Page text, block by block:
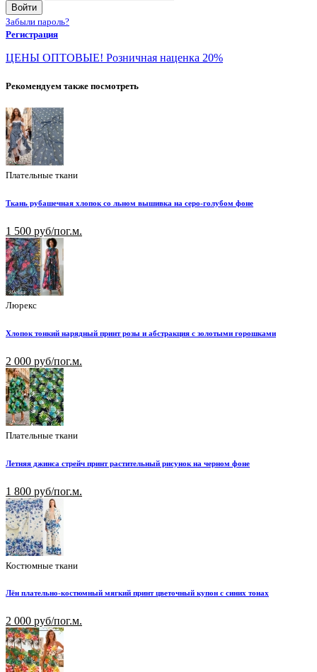
Войти
Забыли пароль?
Регистрация
ЦЕНЫ ОПТОВЫЕ! Розничная наценка 20%
Рекомендуем также посмотреть
Плательные ткани
Ткань рубашечная хлопок со льном вышивка на серо-голубом фоне
1 500 руб/пог.м.
Люрекс
Хлопок тонкий нарядный принт розы и абстракция с золотыми горошками
2 000 руб/пог.м.
Плательные ткани
Летняя джинса стрейч принт растительный рисунок на черном фоне
1 800 руб/пог.м.
Костюмные ткани
Лён плательно-костюмный мягкий принт цветочный купон с синих тонах
2 000 руб/пог.м.